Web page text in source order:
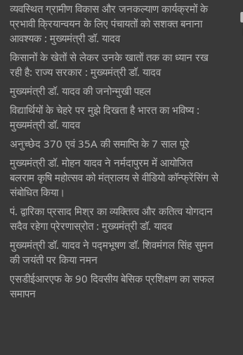
व्यवस्थित ग्रामीण विकास और जनकल्याण कार्यक्रमों के
प्रभावी क्रियान्वयन के लिए पंचायतों को सशक्त बनाना
आवश्यक : मुख्यमंत्री डॉ. यादव
किसानों के खेतों से लेकर उनके खातों तक का ध्यान रख
रही है: राज्य सरकार : मुख्यमंत्री डॉ. यादव
मुख्यमंत्री डॉ. यादव की जनोन्मुखी पहल
विद्यार्थियों के चेहरे पर मुझे दिखता है भारत का भविष्य :
मुख्यमंत्री डॉ. यादव
अनुच्छेद 370 एवं 35A की समाप्ति के 7 साल पूरे
मुख्यमंत्री डॉ. मोहन यादव ने नर्मदापुरम में आयोजित
बलराम कृषि महोत्सव को मंत्रालय से वीडियो कॉन्फ्रेंसिंग से
संबोधित किया।
पं. द्वारिका प्रसाद मिश्र का व्यक्तित्व और कतित्व योगदान
सदैव रहेगा प्रेरणास्रोत : मुख्यमंत्री डॉ. यादव
मुख्यमंत्री डॉ. यादव ने पद्मभूषण डॉ. शिवमंगल सिंह सुमन
की जयंती पर किया नमन
एसडीईआरएफ के 90 दिवसीय बेसिक प्रशिक्षण का सफल
समापन